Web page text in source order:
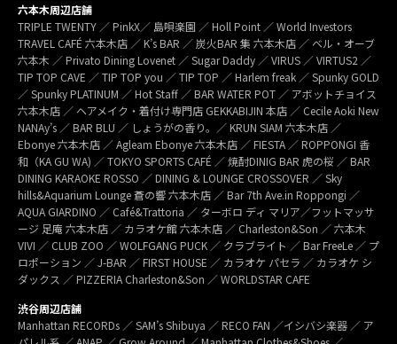
六本木周辺店舗
TRIPLE TWENTY ／ PinkX／ 島唄楽園 ／ Holl Point ／ World Investors
TRAVEL CAFÉ 六本木店 ／ K’s BAR ／ 炭火BAR 集 六本木店 ／ ベル・オーブ
六本木 ／ Privato Dining Lovenet ／ Sugar Daddy ／ VIRUS ／ VIRTUS2 ／
TIP TOP CAVE ／ TIP TOP you ／ TIP TOP ／ Harlem freak ／ Spunky GOLD
／ Spunky PLATINUM ／ Hot Staff ／ BAR WATER POT ／ アボットチョイス
六本木店 ／ ヘアメイク・着付け専門店 GEKKABIJIN 本店 ／ Cecile Aoki New
NANAy’s ／ BAR BLU ／ しょうがの香り。／ KRUN SIAM 六本木店 ／
Ebonye 六本木店 ／ Agleam Ebonye 六本木店 ／ FIESTA ／ ROPPONGI 香
和（KA GU WA) ／ TOKYO SPORTS CAFÉ ／ 焼酎DINIG BAR 虎の桜 ／ BAR
DINING KARAOKE ROSSO ／ DINING & LOUNGE CROSSOVER ／ Sky
hills&Aquarium Lounge 蒼の響 六本木店 ／ Bar 7th Ave.in Roppongi ／
AQUA GIARDINO ／ Café&Trattoria ／ ターボロ ディ マリア／フットマッサ
ージ 足庵 六本木店 ／ カラオケ館 六本木店 ／ Charleston&Son ／ 六本木
VIVI ／ CLUB ZOO ／ WOLFGANG PUCK ／ クラブライト ／ Bar FreeLe ／ プ
ロポーション ／ J-BAR ／ FIRST HOUSE ／ カラオケ パセラ ／ カラオケ シ
ダックス ／ PIZZERIA Charleston&Son ／ WORLDSTAR CAFE
渋谷周辺店舗
Manhattan RECORDs ／ SAM’s Shibuya ／ RECO FAN ／イシバシ楽器 ／ ア